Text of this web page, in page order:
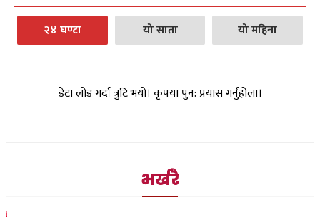
२४ घण्टा यो साता यो महिना
डेटा लोड गर्दा त्रुटि भयो। कृपया पुन: प्रयास गर्नुहोला।
भर्खरै